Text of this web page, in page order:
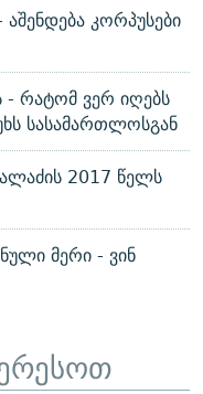
კორპუსები
რატომ ვერ იღებს
სასამართლოსგან
2017 წელს
მერი - ვინ